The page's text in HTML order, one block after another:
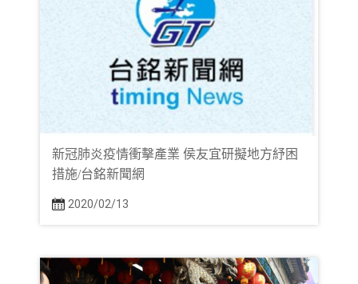
新冠肺炎疫情衝擊產業 侯友宜研擬地方紓困
措施/台銘新聞網
2020/02/13